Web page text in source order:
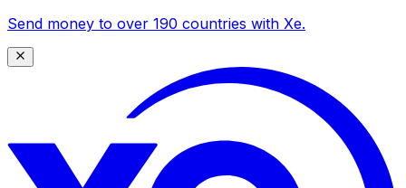
Send money to over 190 countries with Xe.